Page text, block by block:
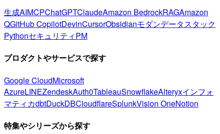
生成AIMCPChatGPTClaudeAmazon BedrockRAGAmazon
QGitHub CopilotDevinCursorObsidianモダンデータスタック
PythonセキュリティPM
プロダクトやサービスで探す
Google CloudMicrosoft
AzureLINEZendeskAuth0TableauSnowflakeAlteryxインフォ
マティカdbtDuckDBCloudflareSplunkVision OneNotion
特集やシリーズから探す